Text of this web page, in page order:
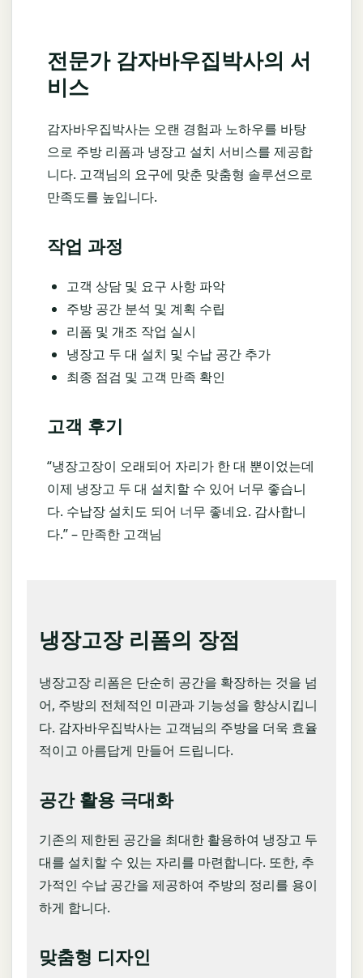
전문가 감자바우집박사의 서
비스
감자바우집박사는 오랜 경험과 노하우를 바탕
으로 주방 리폼과 냉장고 설치 서비스를 제공합
니다. 고객님의 요구에 맞춘 맞춤형 솔루션으로
만족도를 높입니다.
작업 과정
고객 상담 및 요구 사항 파악
주방 공간 분석 및 계획 수립
리폼 및 개조 작업 실시
냉장고 두 대 설치 및 수납 공간 추가
최종 점검 및 고객 만족 확인
고객 후기
“냉장고장이 오래되어 자리가 한 대 뿐이었는데
이제 냉장고 두 대 설치할 수 있어 너무 좋습니
다. 수납장 설치도 되어 너무 좋네요. 감사합니
다.” – 만족한 고객님
냉장고장 리폼의 장점
냉장고장 리폼은 단순히 공간을 확장하는 것을 넘
어, 주방의 전체적인 미관과 기능성을 향상시킵니
다. 감자바우집박사는 고객님의 주방을 더욱 효율
적이고 아름답게 만들어 드립니다.
공간 활용 극대화
기존의 제한된 공간을 최대한 활용하여 냉장고 두
대를 설치할 수 있는 자리를 마련합니다. 또한, 추
가적인 수납 공간을 제공하여 주방의 정리를 용이
하게 합니다.
맞춤형 디자인